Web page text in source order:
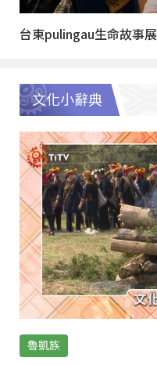
台東pulingau生命故事
文化小辭典
魯凱族